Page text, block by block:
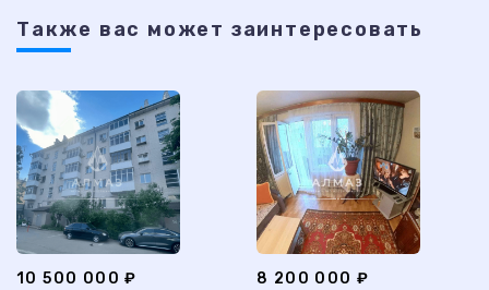
Также ваc может заинтересовать
10 500 000 ₽ 8 200 000 ₽